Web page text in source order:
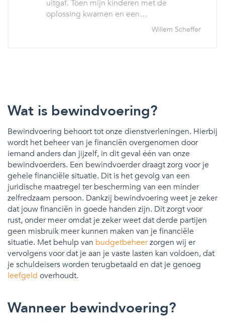
uitgaf. Toen mijn kinderen met de
oplossing kwamen en een…
Willem Scheffer
Wat is bewindvoering?
Bewindvoering behoort tot onze dienstverleningen. Hierbij
wordt het beheer van je financiën overgenomen door
iemand anders dan jijzelf, in dit geval één van onze
bewindvoerders. Een bewindvoerder draagt zorg voor je
gehele financiële situatie. Dit is het gevolg van een
juridische maatregel ter bescherming van een minder
zelfredzaam persoon. Dankzij bewindvoering weet je zeker
dat jouw financiën in goede handen zijn. Dit zorgt voor
rust, onder meer omdat je zeker weet dat derde partijen
geen misbruik meer kunnen maken van je financiële
situatie. Met behulp van budgetbeheerzorgen wij er
vervolgens voor dat je aan je vaste lasten kan voldoen, dat
je schuldeisers worden terugbetaald en dat je genoeg
leefgeld overhoudt.
Wanneer bewindvoering?